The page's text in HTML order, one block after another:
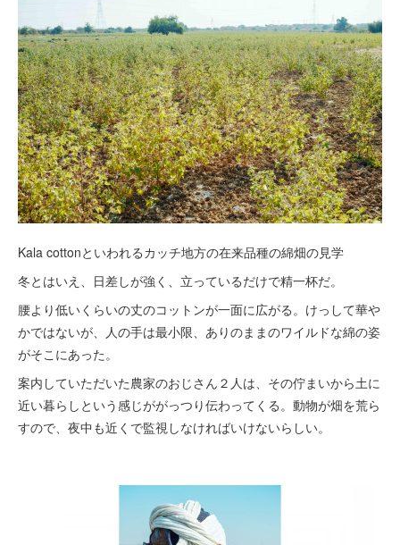
Kala cottonといわれるカッチ地方の在来品種の綿畑の見学
冬とはいえ、日差しが強く、立っているだけで精一杯だ。
腰より低いくらいの丈のコットンが一面に広がる。けっして華や
かではないが、人の手は最小限、ありのままのワイルドな綿の姿
がそこにあった。
案内していただいた農家のおじさん２人は、その佇まいから土に
近い暮らしという感じががっつり伝わってくる。動物が畑を荒ら
すので、夜中も近くで監視しなければいけないらしい。